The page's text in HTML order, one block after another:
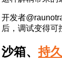
开发者
后，调试变得可
沙箱、持